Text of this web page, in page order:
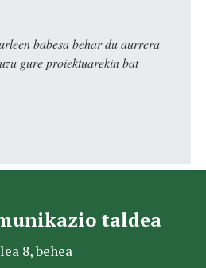
babesa behar du aurrera
gure proiektuarekin bat
taldea
8, behea